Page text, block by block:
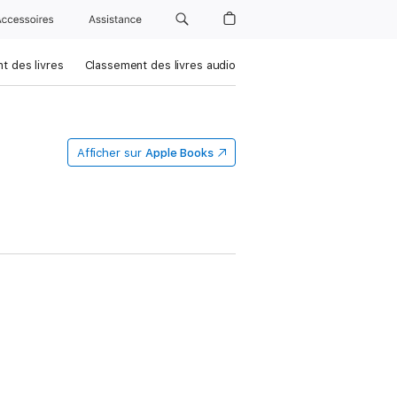
Assistance
des livres Classement des livres audio
Afficher sur Apple Books